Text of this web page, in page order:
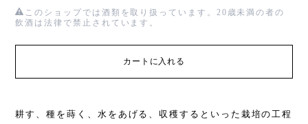
このショップでは酒類を取り扱っています。20歳未満の者の
飲酒は法律で禁止されています。
カートに入れる
耕す、種を蒔く、水をあげる、収穫するといった栽培の工程